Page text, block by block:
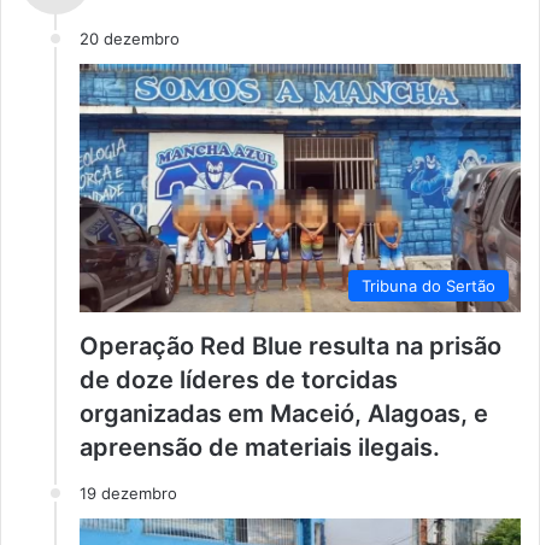
20 dezembro
Tribuna do Sertão
Operação Red Blue resulta na prisão
de doze líderes de torcidas
organizadas em Maceió, Alagoas, e
apreensão de materiais ilegais.
19 dezembro